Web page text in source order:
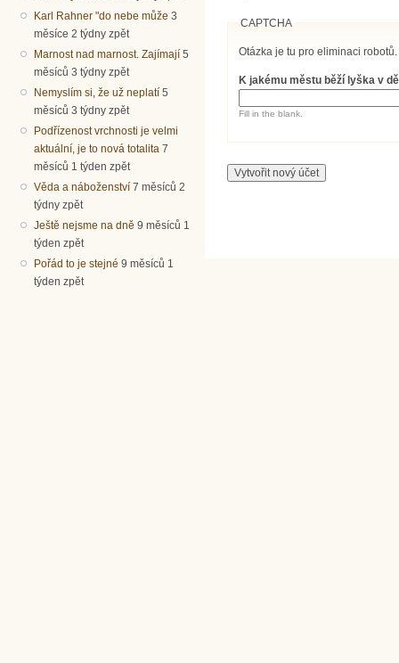
Karl Rahner "do nebe může 3
měsíce 2 týdny zpět
Marnost nad marnost. Zajímají 5
měsíců 3 týdny zpět
Nemyslím si, že už neplatí 5
měsíců 3 týdny zpět
Podřízenost vrchnosti je velmi
aktuální, je to nová totalita 7
měsíců 1 týden zpět
Věda a náboženství 7 měsíců 2
týdny zpět
Ještě nejsme na dně 9 měsíců 1
týden zpět
Pořád to je stejné 9 měsíců 1
týden zpět
CAPTCHA
Otázka je tu pro eliminaci robotů.
K jakému městu běží lyška v
Fill in the blank.